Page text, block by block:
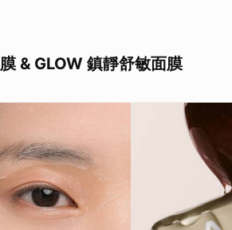
& GLOW 鎮靜舒敏面膜
取消